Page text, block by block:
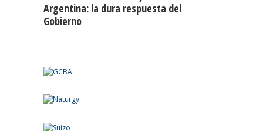
Argentina: la dura respuesta del
Gobierno